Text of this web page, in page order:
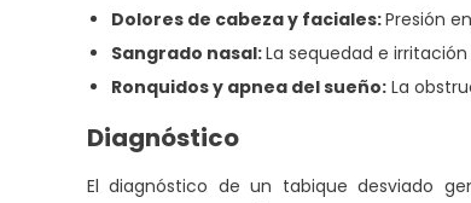
Dolores de cabeza y faciales:Presión
Sangrado nasal:La sequedad e
Ronquidos y apnea del sueño: La
Diagnóstico
El diagnóstico de un tabique desviado